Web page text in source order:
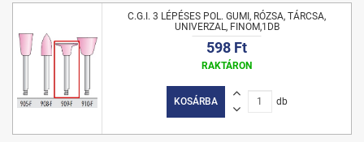
C.G.I. 3 LÉPÉSES POL. GUMI, RÓZSA, TÁRCSA,
UNIVERZAL, FINOM,1DB
598 Ft
RAKTÁRON
KOSÁRBA db